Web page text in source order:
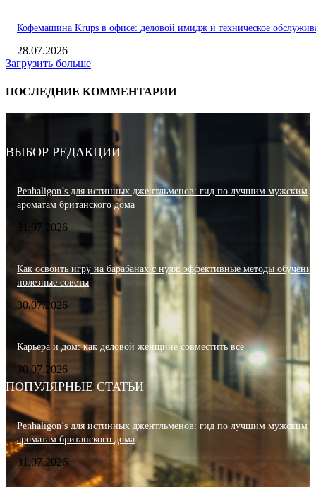
Кофемашина Krups в офисе: деловой имидж и техническое
28.07.2026
Загрузить больше
ПОСЛЕДНИЕ КОММЕНТАРИИ
ВЫБОР РЕДАКЦИИ
Penhaligon’s для истинных джентльменов: гид по лучшим мужским
ароматам британского дома
31.07.2026
Как освоить игру на барабанах с нуля: эффективные методы
полезные советы
30.07.2026
Карьера и дом: как деловой женщине совместить всё
30.07.2026
ПОПУЛЯРНЫЕ СТАТЬИ
Penhaligon’s для истинных джентльменов: гид по лучшим мужским
ароматам британского дома
31.07.2026